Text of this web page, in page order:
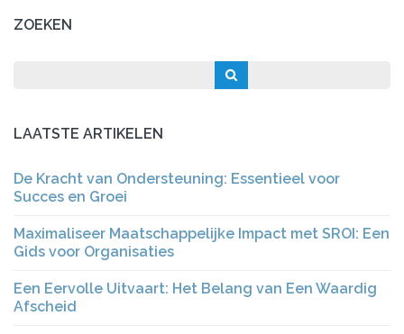
ZOEKEN
LAATSTE ARTIKELEN
De Kracht van Ondersteuning: Essentieel voor
Succes en Groei
Maximaliseer Maatschappelijke Impact met SROI: Een
Gids voor Organisaties
Een Eervolle Uitvaart: Het Belang van Een Waardig
Afscheid